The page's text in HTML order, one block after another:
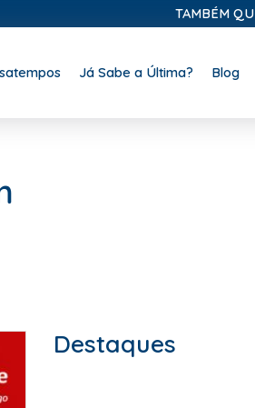
TAMBÉM QUEROa
Já Sabe a Última? Blog
Destaques